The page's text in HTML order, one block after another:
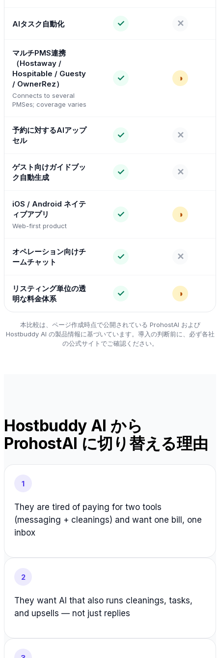
AIタスク自動化 ✓ ✕
マルチPMS連携
（Hostaway /
Hospitable / Guesty
/ OwnerRez）
Connects to several
PMSes; coverage varies
✓ ◑
予約に対するAIアップ
セル
✓ ✕
ゲスト向けガイドブッ
ク自動生成
✓ ✕
iOS / Android ネイテ
ィブアプリ
Web-first product
✓ ◑
オペレーション向けチ
ームチャット
✓ ✕
リスティング単位の透
明な料金体系
✓ ◑
本比較は、ページ作成時点で公開されている ProhostAI および
Hostbuddy AI の製品情報に基づいています。導入の判断前に、必ず各社
の公式サイトでご確認ください。
Hostbuddy AI から
ProhostAI に切り替える理由
1
They are tired of paying for two tools
(messaging + cleanings) and want one bill, one
inbox
2
They want AI that also runs cleanings, tasks,
and upsells — not just replies